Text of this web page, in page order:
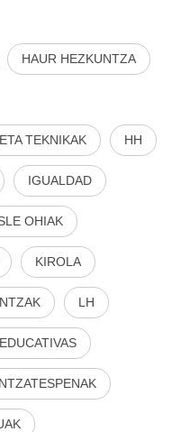
HAUR HEZKUNTZA
TEKNIKAK HH
IGUALDAD
OHIAK
KIROLA
LH